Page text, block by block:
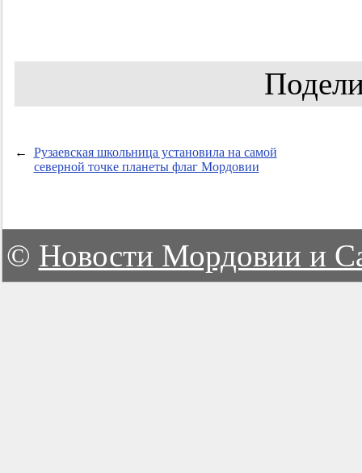
←
Рузаевская школьница установила на самой
северной точке планеты флаг Мордовии
© Новости Мордовии и